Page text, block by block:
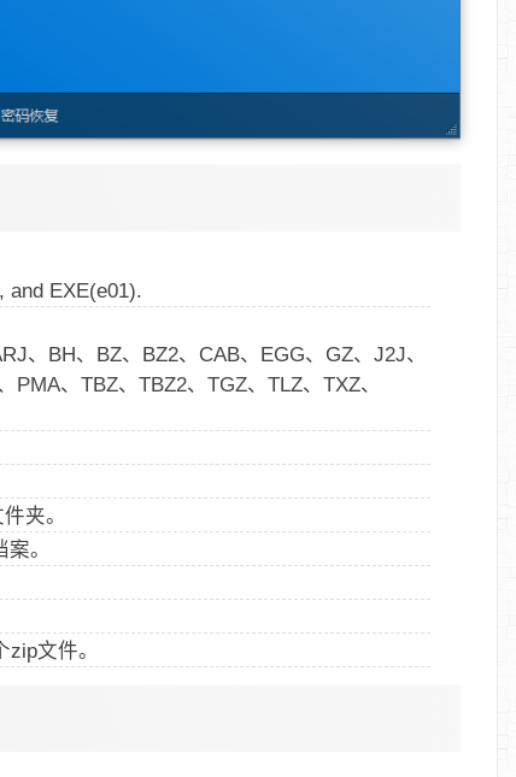
and EXE(e01).
、BH、BZ、BZ2、CAB、EGG、GZ、J2J、
、TBZ、TBZ2、TGZ、TLZ、TXZ、
夹。
。
文件。